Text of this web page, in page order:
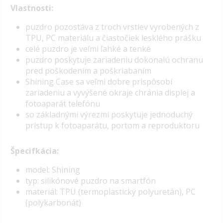
Vlastnosti:
puzdro pozostáva z troch vrstiev vyrobených z
TPU, PC materiálu a čiastočiek lesklého prášku
celé puzdro je veľmi ľahké a tenké
puzdro poskytuje zariadeniu dokonalú ochranu
pred poškodením a poškriabaním
Shining Case sa veľmi dobre prispôsobí
zariadeniu a vyvýšené okraje chránia displej a
fotoaparát telefónu
so základnými výrezmi poskytuje jednoduchý
prístup k fotoaparátu, portom a reproduktoru
Špecifkácia:
model: Shining
typ: silikónové puzdro na smartfón
materiál: TPU (termoplastický polyuretán), PC
(polykarbonát)